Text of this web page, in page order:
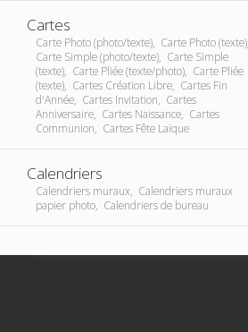
Cartes
Carte Photo (photo/texte), Carte Photo (texte),
Carte Simple (photo/texte), Carte Simple
(texte), Carte Pliée (texte/photo), Carte Pliée
(texte), Cartes Création Libre, Cartes Fin
d'Année, Cartes Invitation, Cartes
Anniversaire, Cartes Naissance, Cartes
Communion, Cartes Fête Laïque
Calendriers
Calendriers muraux, Calendriers muraux
papier photo, Calendriers de bureau